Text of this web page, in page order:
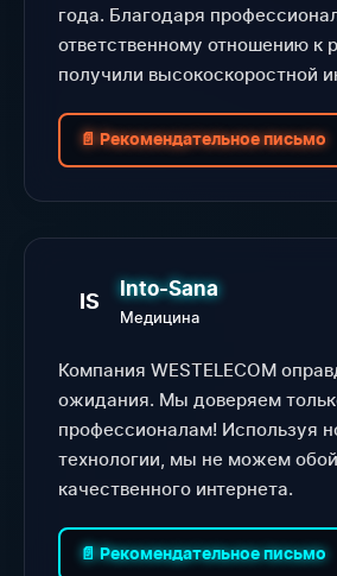
года. Благодаря
ответственному отношению к
получили высокоскоростной
📄 Рекомендательное письмо
IS
Into-Sana
Медицина
Компания WESTELECOM
ожидания. Мы доверяем
профессионалам! Используя
технологии, мы не можем
качественного интернета.
📄 Рекомендательное письмо